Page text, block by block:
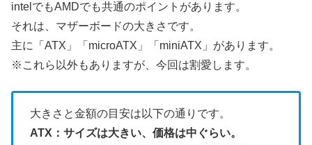
intelでもAMDでも共通のポイントがあります。
それは、マザーボードの大きさです。
主に「ATX」「microATX」「miniATX」があります。
※これら以外もありますが、今回は割愛します。
大きさと金額の目安は以下の通りです。
ATX：サイズは大きい、価格は中ぐらい。